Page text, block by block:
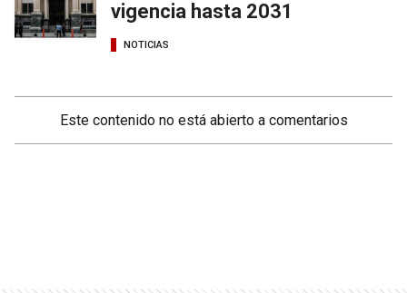
vigencia hasta 2031
NOTICIAS
Este contenido no está abierto a comentarios